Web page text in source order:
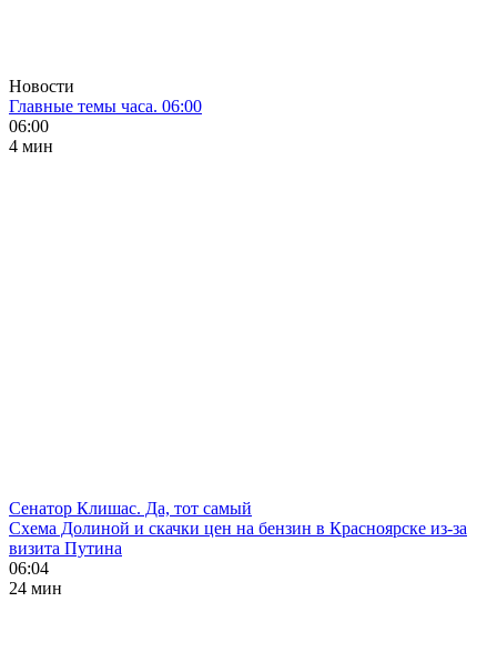
Новости
Главные темы часа. 06:00
06:00
4 мин
Сенатор Клишас. Да, тот самый
Схема Долиной и скачки цен на бензин в Красноярске из-за
визита Путина
06:04
24 мин